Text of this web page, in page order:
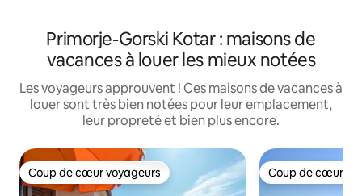
Primorje-Gorski Kotar : maisons de
vacances à louer les mieux notées
Les voyageurs approuvent ! Ces maisons de vacances à
louer sont très bien notées pour leur emplacement,
leur propreté et bien plus encore.
Coup de cœur voyageurs
Coup de cœur voyageurs Coup de cœur
Coup de cœur